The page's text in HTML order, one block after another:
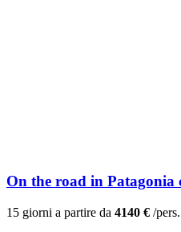
On the road in Patagonia
15 giorni a partire da 4140 € /pers.